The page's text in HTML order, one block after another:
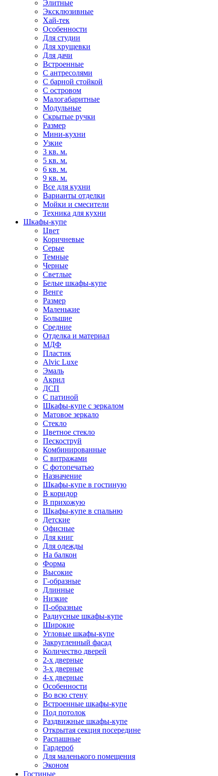
Элитные
Эксклюзивные
Хай-тек
Особенности
Для студии
Для хрущевки
Для дачи
Встроенные
С антресолями
С барной стойкой
С островом
Малогабаритные
Модульные
Скрытые ручки
Размер
Мини-кухни
Узкие
3 кв. м.
5 кв. м.
6 кв. м.
9 кв. м.
Все для кухни
Варианты отделки
Мойки и смесители
Техника для кухни
Шкафы-купе
Цвет
Коричневые
Серые
Темные
Черные
Светлые
Белые шкафы-купе
Венге
Размер
Маленькие
Большие
Средние
Отделка и материал
МДФ
Пластик
Alvic Luxe
Эмаль
Акрил
ДСП
С патиной
Шкафы-купе с зеркалом
Матовое зеркало
Стекло
Цветное стекло
Пескоструй
Комбинированные
С витражами
С фотопечатью
Назначение
Шкафы-купе в гостиную
В коридор
В прихожую
Шкафы-купе в спальню
Детские
Офисные
Для книг
Для одежды
На балкон
Форма
Высокие
Г-образные
Длинные
Низкие
П-образные
Радиусные шкафы-купе
Широкие
Угловые шкафы-купе
Закругленный фасад
Количество дверей
2-х дверные
3-х дверные
4-х дверные
Особенности
Во всю стену
Встроенные шкафы-купе
Под потолок
Раздвижные шкафы-купе
Открытая секция посередине
Распашные
Гардероб
Для маленького помещения
Эконом
Гостиные